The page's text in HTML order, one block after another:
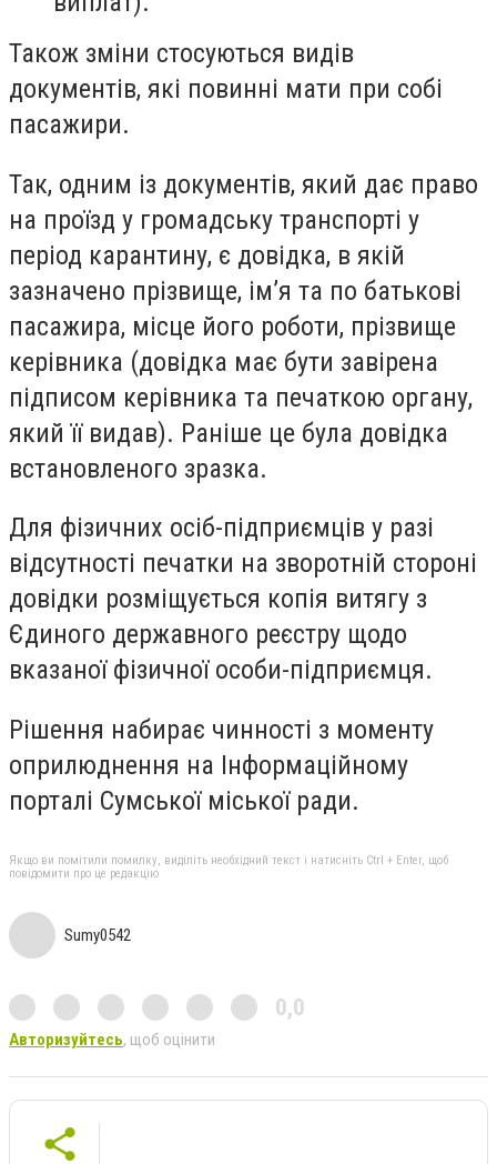
Також зміни стосуються видів
документів, які повинні мати при собі
пасажири.
Так, одним із документів, який дає право
на проїзд у громадську транспорті у
період карантину, є довідка, в якій
зазначено прізвище, ім’я та по батькові
пасажира, місце його роботи, прізвище
керівника (довідка має бути завірена
підписом керівника та печаткою органу,
який її видав). Раніше це була довідка
встановленого зразка.
Для фізичних осіб-підприємців у разі
відсутності печатки на зворотній стороні
довідки розміщується копія витягу з
Єдиного державного реєстру щодо
вказаної фізичної особи-підприємця.
Рішення набирає чинності з моменту
оприлюднення на Інформаційному
порталі Сумської міської ради.
Якщо ви помітили помилку, виділіть необхідний текст і натисніть Ctrl + Enter, щоб
повідомити про це редакцію
Sumy0542
0,0
Авторизуйтесь, щоб оцінити